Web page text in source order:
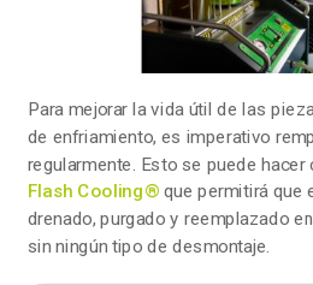
Para mejorar la vida útil de las
de enfriamiento, es imperativo
regularmente. Esto se puede hacer
Flash Cooling®que permitirá que
drenado, purgado y reemplazado
sin ningún tipo de desmontaje.